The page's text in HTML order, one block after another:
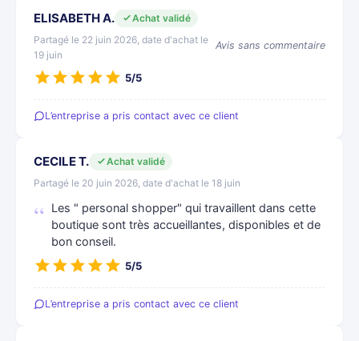
ELISABETH A.
Achat validé
Partagé le 22 juin 2026, date d'achat le
19 juin
Avis sans commentaire
5/5
L’entreprise a pris contact avec ce client
CECILE T.
Achat validé
Partagé le 20 juin 2026, date d'achat le 18 juin
Les " personal shopper" qui travaillent dans cette
boutique sont très accueillantes, disponibles et de
bon conseil.
5/5
L’entreprise a pris contact avec ce client